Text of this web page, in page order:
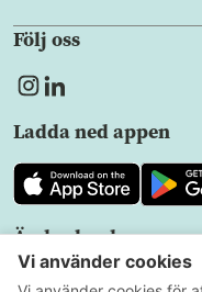
Följ oss
Ladda ned appen
Ändra land